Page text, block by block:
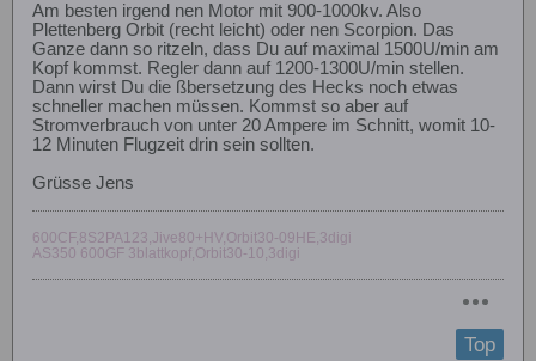
Am besten irgend nen Motor mit 900-1000kv. Also
Plettenberg Orbit (recht leicht) oder nen Scorpion. Das
Ganze dann so ritzeln, dass Du auf maximal 1500U/min am
Kopf kommst. Regler dann auf 1200-1300U/min stellen.
Dann wirst Du die ßbersetzung des Hecks noch etwas
schneller machen müssen. Kommst so aber auf
Stromverbrauch von unter 20 Ampere im Schnitt, womit 10-
12 Minuten Flugzeit drin sein sollten.
Grüsse Jens
600CF,8S2PA123,Jive80+HV,Orbit30-09HE,3digi
AS350 600GF 3blattkopf,Orbit30-10,3digi
Top